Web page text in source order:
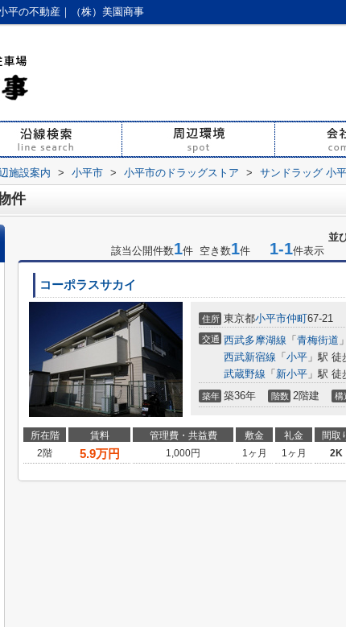
平の不動産｜（株）美園商事
施設案内 > 小平市 > 小平市のドラッグストア > サンドラッグ 小
件
並
該当公開件数1件 空き数1件 1-1件表示
コーポラスサカイ
住所 東京都小平市仲町67-21
交通 西武多摩湖線 「 青梅街道
西武新宿線 「 小平 」駅 徒
武蔵野線 「 新小平 」駅 徒
築年 築36年 階数 2階建 構
所在階 賃料 管理費・共益費 敷金 礼金 間取
2階
5.9万円 1,000円 1ヶ月 1ヶ月 2K